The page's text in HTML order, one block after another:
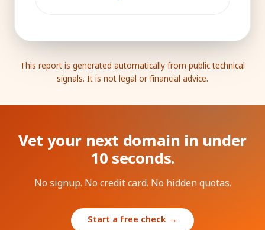
This report is generated automatically from public technical
signals. It is not legal or financial advice.
Vet your next domain in under
10 seconds.
No signup. No credit card. No hidden quotas.
Start a free check →